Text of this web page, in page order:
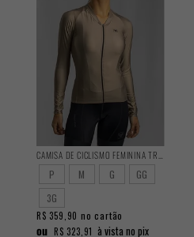
P M G
GG
3G
R$ 359,90 no cartão
ou R$ 323,91 à vista no pix